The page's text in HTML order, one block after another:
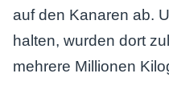
auf den Kanaren ab.
halten, wurden dort
mehrere Millionen